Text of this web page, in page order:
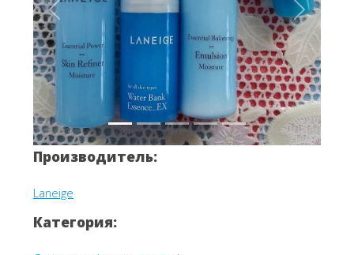
Вперёд Назад
Производитель:
Laneige
Категория: